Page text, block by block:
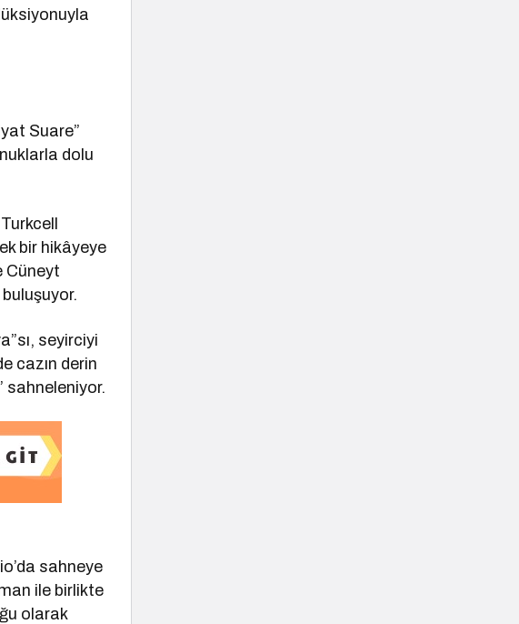
Suare”
dolu
bir hikâyeye
Cüneyt
seyirciyi
cazın derin
sahneleniyor.
sahneye
ile birlikte
olarak